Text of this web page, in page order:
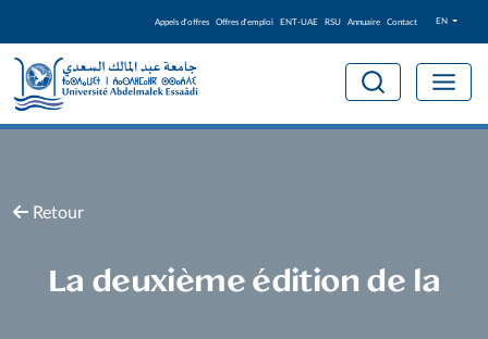
EN
Appels d'offres Offres d'emploi ENT-UAE RSU Annuaire Contact
Retour
La deuxième édition de la